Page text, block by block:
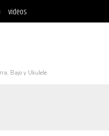
videos
Bajo y Ukulele